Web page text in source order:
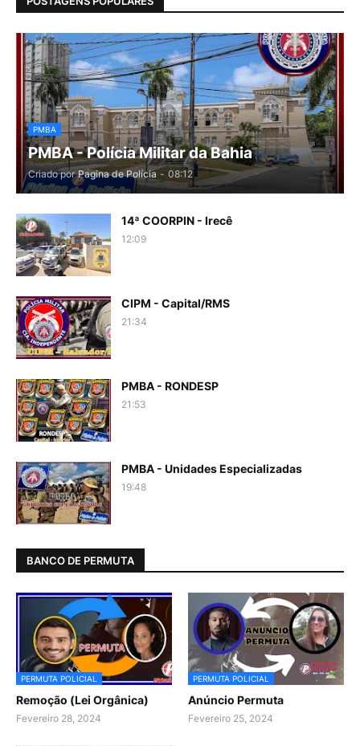
PMBA
PMBA - Polícia Militar da Bahia
Criado por Pagina de Polícia - 08:12
14ª COORPIN - Irecê
12:09
CIPM - Capital/RMS
21:34
PMBA - RONDESP
21:53
PMBA - Unidades Especializadas
19:48
BANCO DE PERMUTA
PERMUTA POLICIAL
Remoção (Lei Orgânica)
Fevereiro 28, 2024
PERMUTA POLICIAL
Anúncio Permuta
Fevereiro 25, 2024